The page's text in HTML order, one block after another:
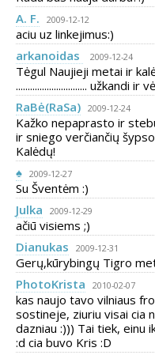
A. F.
2009-12-12
aciu uz linkejimus:)
arkanoidas
2009-12-24
Tėgul Naujieji metai ir
.............................. užkandi
RaBė(RaSa) 2009-12-24
Kažko nepaprasto ir
ir sniego verčiančių
Kalėdų!
♠ 2009-12-27
Su Šventėm :)
Julka
2009-12-29
ačiū visiems ;)
Dianukas
2009-12-31
Gerų,kūrybingų Tigro
PhotoKrista
2010-02-07
kas naujo tavo vilniaus
sostineje, ziuriu visai cia
dazniau :))) Tai tiek, einu
:d cia buvo Kris :D